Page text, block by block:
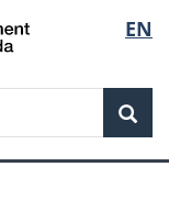
de
la
EN